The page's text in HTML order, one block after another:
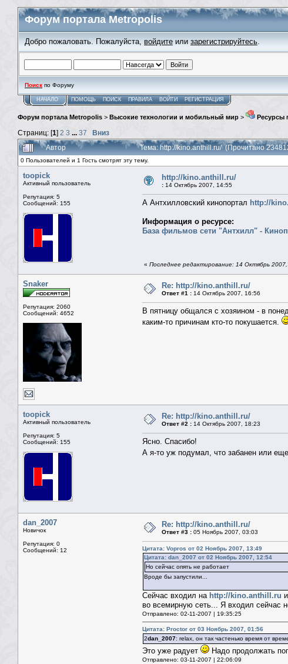
Форум портала Metropolis
Добро пожаловать. Пожалуйста, войдите или зарегистрируйтесь.
Поиск по Форуму
НАЧАЛО ПОМОЩЬ ПОИСК ПРАВИЛА ВОЙТИ РЕГИСТРАЦИЯ
Форум портала Metropolis > Высокие технологии и мобильный мир > Ресурсы
Страниц: [1] 2 3 ... 37 Вниз
Автор Тема: http://kino.anthill.ru/ (Прочитано
0 Пользователей и 1 Гость смотрят эту тему.
toopick
Активный пользователь
Репутация: 5
Сообщений: 155
http://kino.anthill.ru/
: 14 Октябрь 2007, 14:55
А Антхилловский кинопортал http://
Информация о ресурсе:
База фильмов сети "Антхилл" -
« Последнее редактирование: 14 Октябрь
Snaker
Репутация: 2060
Сообщений: 4652
Re: http://kino.anthill.ru/
Ответ #1 : 14 Октябрь 2007, 16:56
В пятницу общался с хозяином - в
каким-то причинам кто-то покушается.
toopick
Активный пользователь
Репутация: 5
Сообщений: 155
Re: http://kino.anthill.ru/
Ответ #2 : 14 Октябрь 2007, 18:23
Ясно. Спасибо!
А я-то уж подумал, что забанен или
dan_2007
Новичок
Репутация: 0
Сообщений: 12
Re: http://kino.anthill.ru/
Ответ #3 : 05 Ноябрь 2007, 03:03
Цитата: Vopros от 02 Ноябрь 2007, 13:49
Цитата: dan_2007 от 02 Ноябрь 2007, 12:54
Но сейчас опять не работает
Вроде бы запустили...
Сейчас входил на http://kino.anthill.ru
во всемирную сеть... Я входил сейчас
Отправлено: 02-11-2007 | 19:35:25
Цитата: Proctor от 03 Ноябрь 2007, 01:56
2dan_2007: relax, он так частенько время от
Это уже радует Надо продолжать
Отправлено: 03-11-2007 | 22:06:09